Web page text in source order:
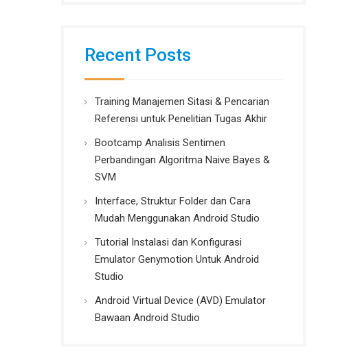
Recent Posts
Training Manajemen Sitasi & Pencarian
Referensi untuk Penelitian Tugas Akhir
Bootcamp Analisis Sentimen
Perbandingan Algoritma Naive Bayes &
SVM
Interface, Struktur Folder dan Cara
Mudah Menggunakan Android Studio
Tutorial Instalasi dan Konfigurasi
Emulator Genymotion Untuk Android
Studio
Android Virtual Device (AVD) Emulator
Bawaan Android Studio